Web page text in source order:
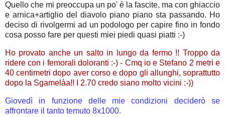
Quello che mi preoccupa un po' è la fascite, ma con ghiaccio
e arnica+artiglio del diavolo piano piano sta passando. Ho
deciso di rivolgermi ad un podologo per capire fino in fondo
cosa posso fare per questi miei piedi quasi piatti :-)
Ho provato anche un salto in lungo da fermo !! Troppo da
ridere con i femorali doloranti :-) - Cmq io e Stefano 2 metri e
40 centimetri dopo aver corso e dopo gli allunghi, soprattutto
dopo la Sgamelàa!! I 2.70 credo siano molto vicini :-))
Giovedì in funzione delle mie condizioni deciderò se
affrontare il tanto temuto 8x1000.